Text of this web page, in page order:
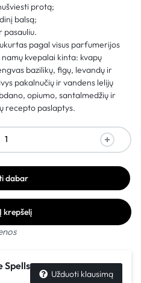
protą;
balsą;
pasauliu.
pagal visus parfumerijos
kvepalai kinta: kvapų
bazilikų, figų, levandų ir
pakalnučių ir vandens lelijų
opiumo, santalmedžių ir
recepto paslaptys.
Į krepšelį
dabar
Spells
Užduoti klausimą